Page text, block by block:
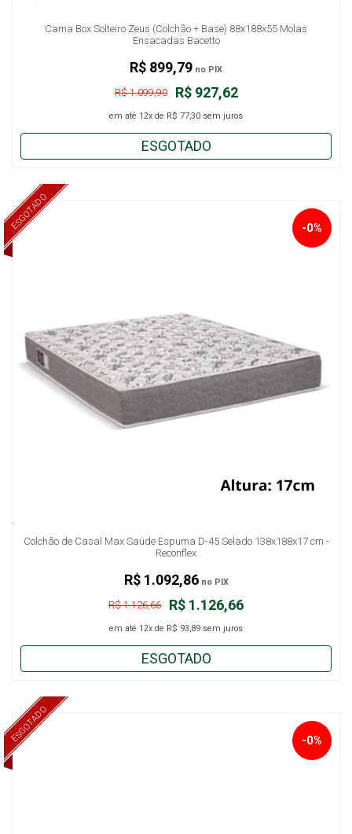
Cama Box Solteiro Zeus (Colchão + Base) 88x188x55 Molas
Ensacadas Bacetto
R$ 927,62
R$ 1.099,90
em até 12x de R$ 77,30 sem juros
R$ 899,79 no PIX
ESGOTADO
ESGOTADO
Colchão de Casal Max Saúde Espuma D-45 Selado 138x188x17 cm -
Reconflex
R$ 1.126,66
R$ 1.126,66
-0%
em até 12x de R$ 93,89 sem juros
R$ 1.092,86no PIX
ESGOTADO
ESGOTADO -0%